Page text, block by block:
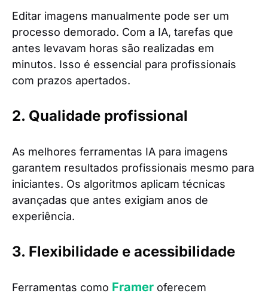
Editar imagens manualmente pode ser um
processo demorado. Com a IA, tarefas que
antes levavam horas são realizadas em
minutos. Isso é essencial para profissionais
com prazos apertados.
2. Qualidade profissional
As melhores ferramentas IA para imagens
garantem resultados profissionais mesmo para
iniciantes. Os algoritmos aplicam técnicas
avançadas que antes exigiam anos de
experiência.
3. Flexibilidade e acessibilidade
Ferramentas como Framer oferecem